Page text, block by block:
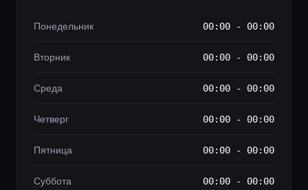
Понедельник 00:00 - 00:00
Вторник 00:00 - 00:00
Среда 00:00 - 00:00
Четверг 00:00 - 00:00
Пятница 00:00 - 00:00
Суббота 00:00 - 00:00